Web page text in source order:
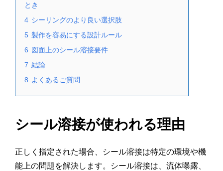
とき
4 シーリングのより良い選択肢
5 製作を容易にする設計ルール
6 図面上のシール溶接要件
7 結論
8 よくあるご質問
シール溶接が使われる理由
正しく指定された場合、シール溶接は特定の環境や機
能上の問題を解決します。シール溶接は、流体曝露、